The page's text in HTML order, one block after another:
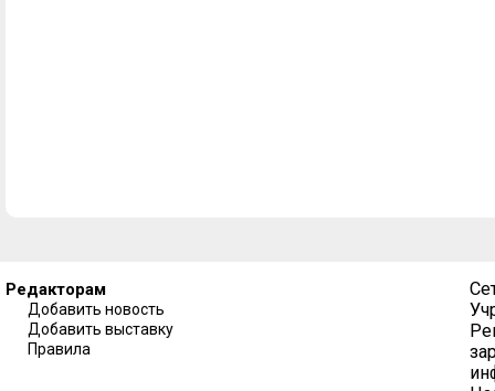
Редакторам
Добавить новость
Добавить выставку
Правила